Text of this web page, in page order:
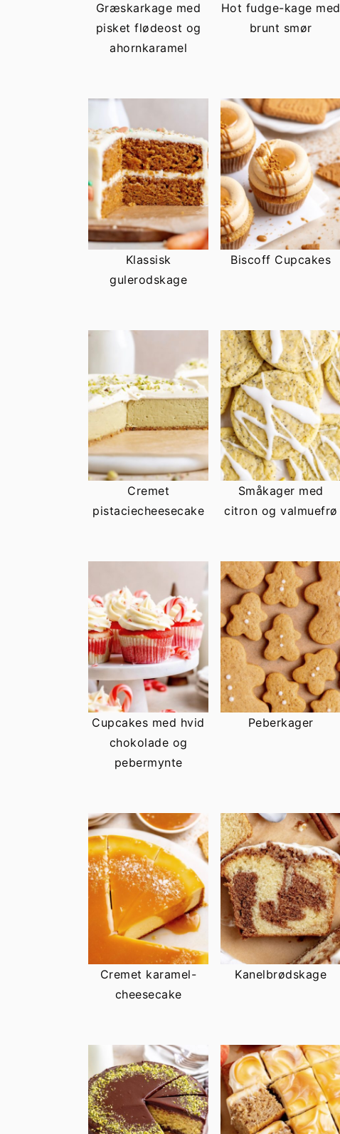
Græskarkage med
pisket flødeost og
ahornkaramel
Hot fudge-kage med
brunt smør
Klassisk
gulerodskage
Biscoff Cupcakes
Cremet
pistaciecheesecake
Småkager med
citron og valmuefrø
Cupcakes med hvid
chokolade og
pebermynte
Peberkager
Cremet karamel-
cheesecake
Kanelbrødskage